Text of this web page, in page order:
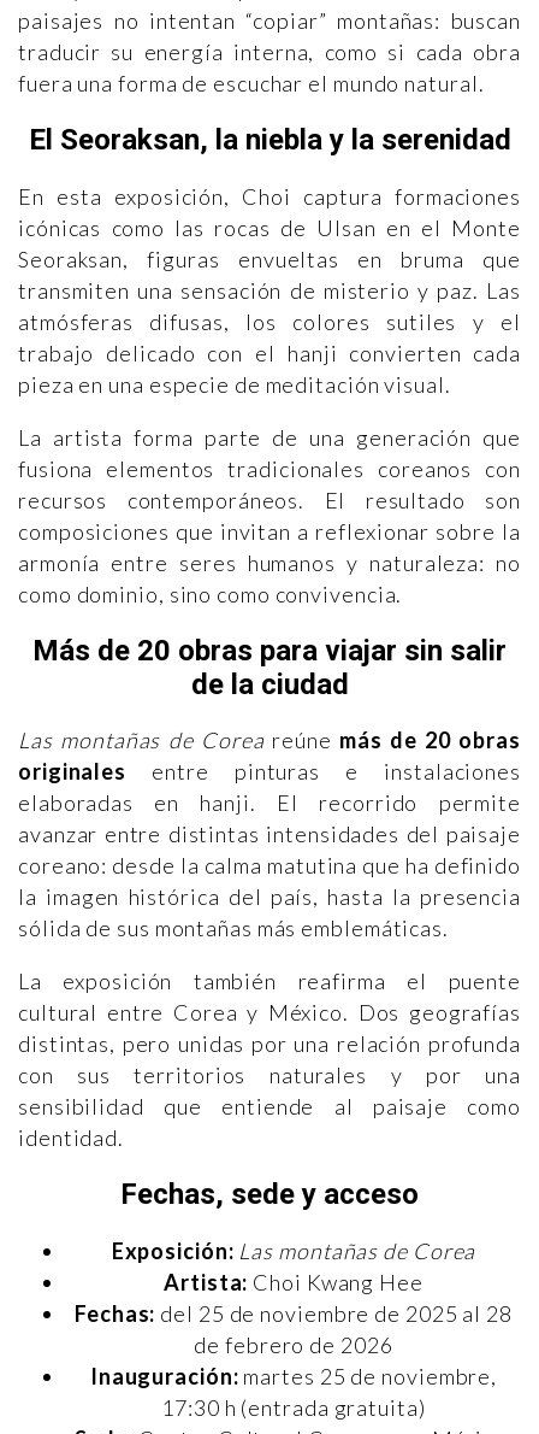
paisajes no intentan “copiar” montañas: buscan
traducir su energía interna, como si cada obra
fuera una forma de escuchar el mundo natural.
El Seoraksan, la niebla y la serenidad
En esta exposición, Choi captura formaciones
icónicas como las rocas de Ulsan en el Monte
Seoraksan, figuras envueltas en bruma que
transmiten una sensación de misterio y paz. Las
atmósferas difusas, los colores sutiles y el
trabajo delicado con el hanji convierten cada
pieza en una especie de meditación visual.
La artista forma parte de una generación que
fusiona elementos tradicionales coreanos con
recursos contemporáneos. El resultado son
composiciones que invitan a reflexionar sobre la
armonía entre seres humanos y naturaleza: no
como dominio, sino como convivencia.
Más de 20 obras para viajar sin salir
de la ciudad
Las montañas de Corea reúne más de 20 obras
originales entre pinturas e instalaciones
elaboradas en hanji. El recorrido permite
avanzar entre distintas intensidades del paisaje
coreano: desde la calma matutina que ha definido
la imagen histórica del país, hasta la presencia
sólida de sus montañas más emblemáticas.
La exposición también reafirma el puente
cultural entre Corea y México. Dos geografías
distintas, pero unidas por una relación profunda
con sus territorios naturales y por una
sensibilidad que entiende al paisaje como
identidad.
Fechas, sede y acceso
Exposición: Las montañas de Corea
Artista: Choi Kwang Hee
Fechas: del 25 de noviembre de 2025 al 28
de febrero de 2026
Inauguración: martes 25 de noviembre,
17:30 h (entrada gratuita)